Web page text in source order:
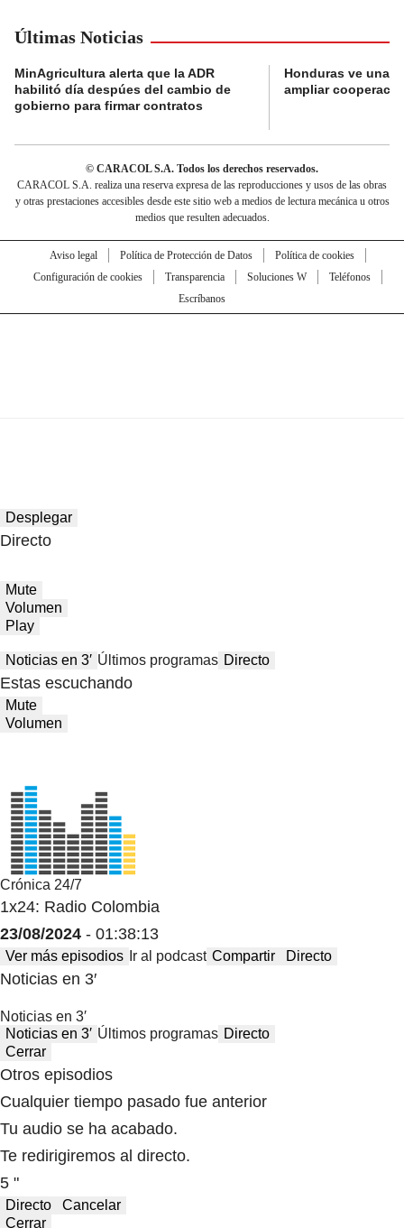
Últimas Noticias
MinAgricultura alerta que la ADR
habilitó día despúes del cambio de
gobierno para firmar contratos
Honduras ve una
ampliar
© CARACOL S.A. Todos los derechos reservados.
CARACOL S.A. realiza una reserva expresa de las reproducciones y usos de las obras
y otras prestaciones accesibles desde este sitio web a medios de lectura mecánica u otros
medios que resulten adecuados.
Aviso legal Política de Protección de Datos
Política de cookies
Configuración de cookies
Transparencia Soluciones W
Teléfonos
Escríbanos
Desplegar
Directo
Mute
Volumen
Play
Noticias en 3′ Últimos programas Directo
Estas escuchando
Mute
Volumen
Crónica 24/7
1x24: Radio Colombia
23/08/2024 - 01:38:13
Ver más episodios Ir al podcast Compartir Directo
Noticias en 3′
Noticias en 3′
Noticias en 3′ Últimos programas Directo
Cerrar
Otros episodios
Cualquier tiempo pasado fue anterior
Tu audio se ha acabado.
Te redirigiremos al directo.
5 "
Directo
Cancelar
Cerrar